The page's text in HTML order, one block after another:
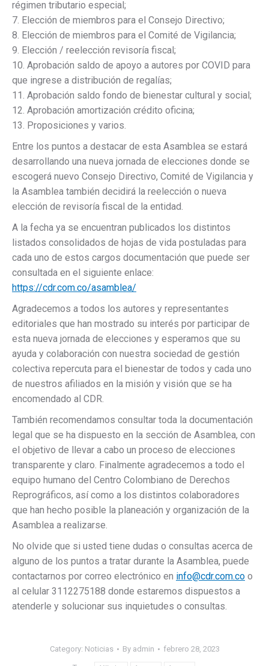
régimen tributario especial;
7. Elección de miembros para el Consejo Directivo;
8. Elección de miembros para el Comité de Vigilancia;
9. Elección / reelección revisoría fiscal;
10. Aprobación saldo de apoyo a autores por COVID para
que ingrese a distribución de regalías;
11. Aprobación saldo fondo de bienestar cultural y social;
12. Aprobación amortización crédito oficina;
13. Proposiciones y varios.
Entre los puntos a destacar de esta Asamblea se estará
desarrollando una nueva jornada de elecciones donde se
escogerá nuevo Consejo Directivo, Comité de Vigilancia y
la Asamblea también decidirá la reelección o nueva
elección de revisoría fiscal de la entidad.
A la fecha ya se encuentran publicados los distintos
listados consolidados de hojas de vida postuladas para
cada uno de estos cargos documentación que puede ser
consultada en el siguiente enlace:
https://cdr.com.co/asamblea/
Agradecemos a todos los autores y representantes
editoriales que han mostrado su interés por participar de
esta nueva jornada de elecciones y esperamos que su
ayuda y colaboración con nuestra sociedad de gestión
colectiva repercuta para el bienestar de todos y cada uno
de nuestros afiliados en la misión y visión que se ha
encomendado al CDR.
También recomendamos consultar toda la documentación
legal que se ha dispuesto en la sección de Asamblea, con
el objetivo de llevar a cabo un proceso de elecciones
transparente y claro. Finalmente agradecemos a todo el
equipo humano del Centro Colombiano de Derechos
Reprográficos, así como a los distintos colaboradores
que han hecho posible la planeación y organización de la
Asamblea a realizarse.
No olvide que si usted tiene dudas o consultas acerca de
alguno de los puntos a tratar durante la Asamblea, puede
contactarnos por correo electrónico en info@cdr.com.co o
al celular 3112275188 donde estaremos dispuestos a
atenderle y solucionar sus inquietudes o consultas.
Category: Noticias By admin febrero 28, 2023